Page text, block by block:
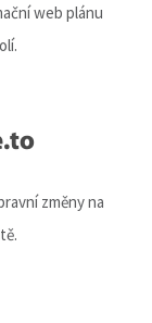
web plánu
změny na